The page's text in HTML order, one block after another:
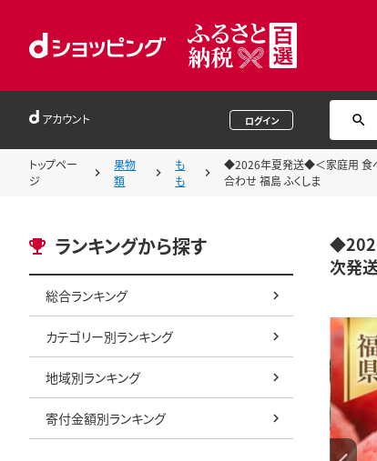
アカウント ログイン
トップペー
ジ
果物
類
も
も
◆2026年夏発送◆＜家庭用 食
合わせ 福島 ふくしま
ランキングから探す
総合ランキング
カテゴリー別ランキング
地域別ランキング
寄付金額別ランキング
次発